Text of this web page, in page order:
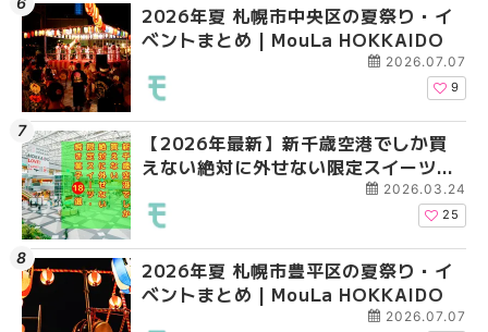
2026年夏 札幌市中央区の夏祭り・イ
ベントまとめ | MouLa HOKKAIDO
2026.07.07
9
【2026年最新】新千歳空港でしか買
えない絶対に外せない限定スイーツ・
焼き菓子18選 | MouLa HOKKAIDO
2026.03.24
25
2026年夏 札幌市豊平区の夏祭り・イ
ベントまとめ | MouLa HOKKAIDO
2026.07.07
2026年夏 札幌市清田
ベントまとめ |
2026年夏 札幌市南区
ントまとめ | MouLa
2026年夏 札幌市豊平
ベントまとめ |
札幌の麻辣湯（マーラ
め専門店6選！本場の
新店まで徹底比較 |
2026年夏 札幌市清田
ベントまとめ |
【2026年最新】新千
えない絶対に外せない
焼き菓子18選 |